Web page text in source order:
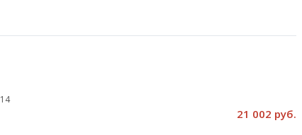
14
21 002 руб.